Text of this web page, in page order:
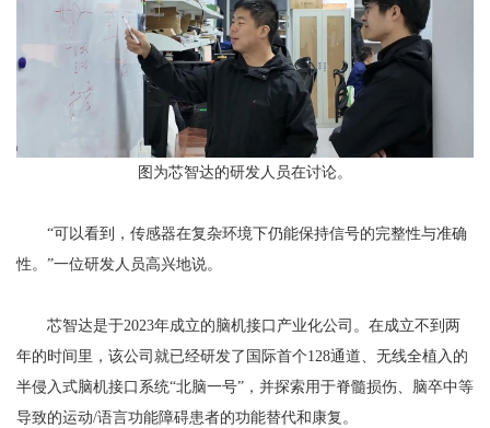
图为芯智达的研发人员在讨论。
“可以看到，传感器在复杂环境下仍能保持信号的完整性与准确
性。”一位研发人员高兴地说。
芯智达是于2023年成立的脑机接口产业化公司。在成立不到两
年的时间里，该公司就已经研发了国际首个128通道、无线全植入的
半侵入式脑机接口系统“北脑一号”，并探索用于脊髓损伤、脑卒中等
导致的运动/语言功能障碍患者的功能替代和康复。